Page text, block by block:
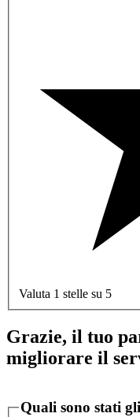
Valuta 1 stelle su 5
Grazie, il tuo
migliorare il
Quali sono stati